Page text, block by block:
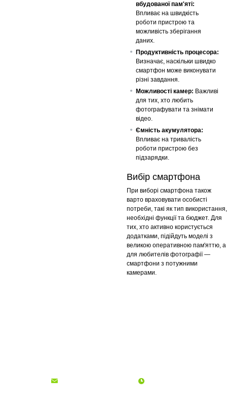
вбудованої пам'яті:
Впливає на швидкість
роботи пристрою та
можливість зберігання
даних.
Продуктивність процесора:
Визначає, наскільки швидко
смартфон може виконувати
різні завдання.
Можливості камер: Важливі
для тих, хто любить
фотографувати та знімати
відео.
Ємність акумулятора:
Впливає на тривалість
роботи пристрою без
підзарядки.
Вибір смартфона
При виборі смартфона також
варто враховувати особисті
потреби, такі як тип використання,
необхідні функції та бюджет. Для
тих, хто активно користується
додатками, підійдуть моделі з
великою оперативною пам'яттю, а
для любителів фотографії —
смартфони з потужними
камерами.